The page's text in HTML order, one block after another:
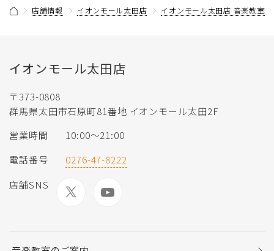
店舗情報 イオンモール太田店 イオンモール太田店 音楽教室
イオンモール太田店
〒373-0808
群馬県太田市石原町81番地 イオンモール太田2F
営業時間
10:00〜21:00
電話番号
0276-47-8222
店舗SNS